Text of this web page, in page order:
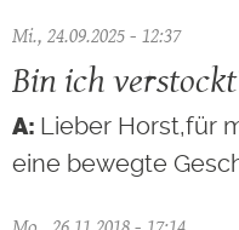
Mi., 24.09.2025 - 12:37
Bin ich
Lieber Horst,für
eine bewegte